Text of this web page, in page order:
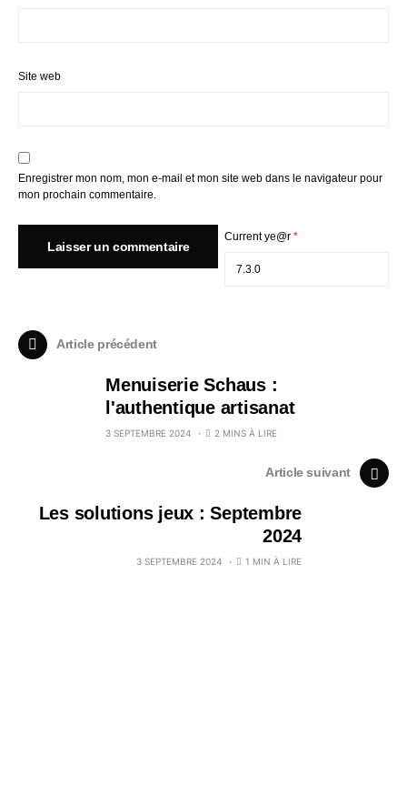
Site web
Enregistrer mon nom, mon e-mail et mon site web dans le navigateur pour
mon prochain commentaire.
Current ye@r *
Article précédent
Menuiserie Schaus :
l'authentique artisanat
3 SEPTEMBRE 2024 2 MINS À LIRE
Article suivant
Les solutions jeux : Septembre
2024
3 SEPTEMBRE 2024 1 MIN À LIRE